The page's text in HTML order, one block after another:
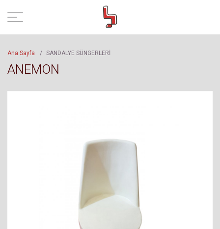
Ana Sayfa / SANDALYE SÜNGERLERİ
ANEMON